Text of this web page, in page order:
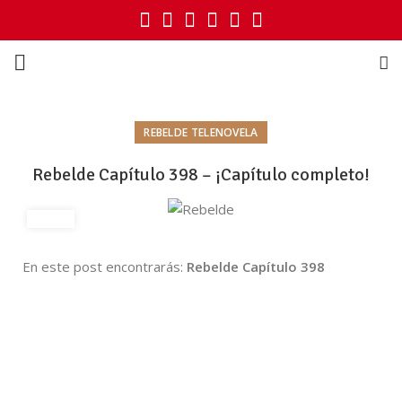
REBELDE TELENOVELA
Rebelde Capítulo 398 – ¡Capítulo completo!
En este post encontrarás: Rebelde Capítulo 398